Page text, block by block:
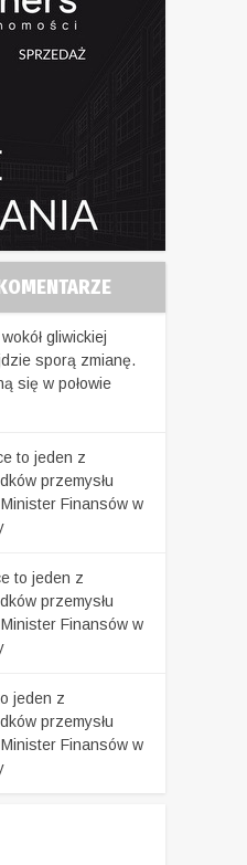
gliwickiej
sporą zmianę.
się w połowie
to jeden z
przemysłu
Finansów w
to jeden z
przemysłu
Finansów w
jeden z
przemysłu
Finansów w